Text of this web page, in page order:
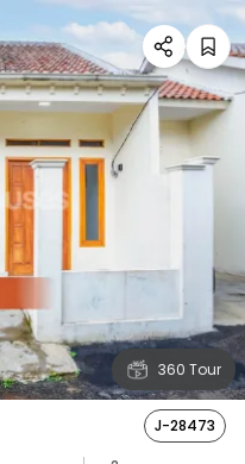
360 Tour
J-28473